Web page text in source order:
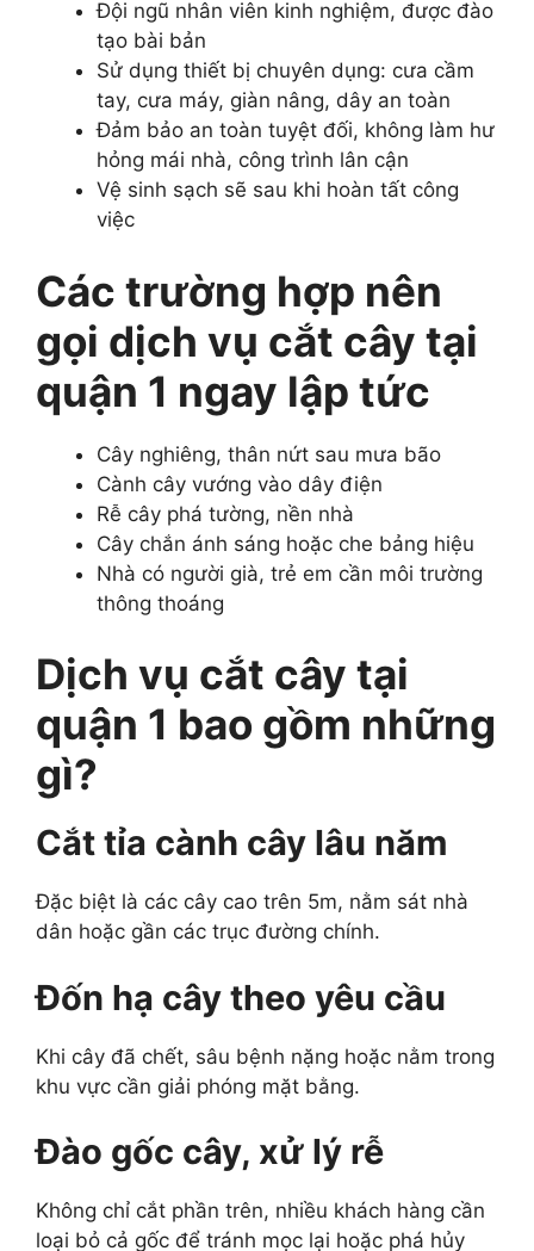
Đội ngũ nhân viên kinh nghiệm, được đào
tạo bài bản
Sử dụng thiết bị chuyên dụng: cưa cầm
tay, cưa máy, giàn nâng, dây an toàn
Đảm bảo an toàn tuyệt đối, không làm hư
hỏng mái nhà, công trình lân cận
Vệ sinh sạch sẽ sau khi hoàn tất công
việc
Các trường hợp nên
gọi dịch vụ cắt cây tại
quận 1 ngay lập tức
Cây nghiêng, thân nứt sau mưa bão
Cành cây vướng vào dây điện
Rễ cây phá tường, nền nhà
Cây chắn ánh sáng hoặc che bảng hiệu
Nhà có người già, trẻ em cần môi trường
thông thoáng
Dịch vụ cắt cây tại
quận 1 bao gồm những
gì?
Cắt tỉa cành cây lâu năm
Đặc biệt là các cây cao trên 5m, nằm sát nhà
dân hoặc gần các trục đường chính.
Đốn hạ cây theo yêu cầu
Khi cây đã chết, sâu bệnh nặng hoặc nằm trong
khu vực cần giải phóng mặt bằng.
Đào gốc cây, xử lý rễ
Không chỉ cắt phần trên, nhiều khách hàng cần
loại bỏ cả gốc để tránh mọc lại hoặc phá hủy